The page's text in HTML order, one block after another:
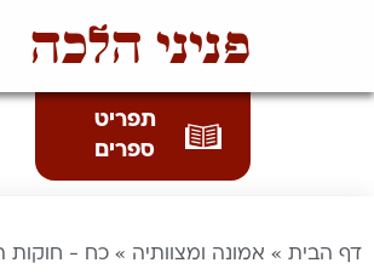
פניני הלכה
תפריט
ספרים
דף הבית » אמונה ומצוותיה » כח - חוקות